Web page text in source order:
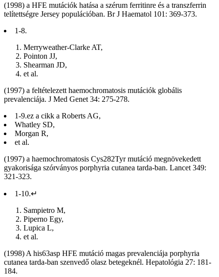
(1998) a HFE mutációk hatása a szérum ferritinre és a transzferrin
telítettségre Jersey populációban. Br J Haematol 101: 369-373.
1-8.
Merryweather-Clarke AT,
Pointon JJ,
Shearman JD,
et al.
(1997) a feltételezett haemochromatosis mutációk globális
prevalenciája. J Med Genet 34: 275-278.
1-9.ez a cikk a Roberts AG,
Whatley SD,
Morgan R,
et al.
(1997) a haemochromatosis Cys282Tyr mutáció megnövekedett
gyakorisága szórványos porphyria cutanea tarda-ban. Lancet 349:
321-323.
1-10.↵
Sampietro M,
Piperno Egy,
Lupica L,
et al.
(1998) A his63asp HFE mutáció magas prevalenciája porphyria
cutanea tarda-ban szenvedő olasz betegeknél. Hepatológia 27: 181-
184.